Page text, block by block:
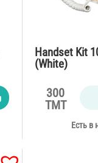
Handset Kit
(White)
300
TMT
Есть в